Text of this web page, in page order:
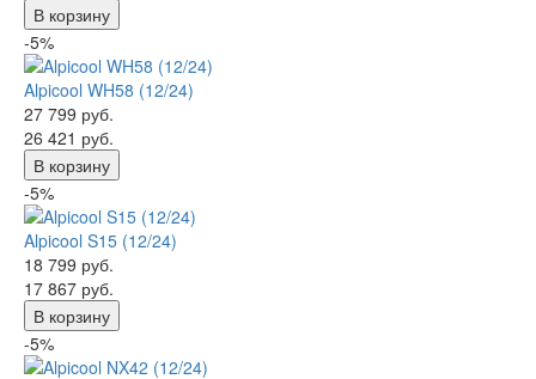
В корзину
-5%
Alpicool WH58 (12/24)
27 799 руб.
26 421 руб.
В корзину
-5%
Alpicool S15 (12/24)
18 799 руб.
17 867 руб.
В корзину
-5%